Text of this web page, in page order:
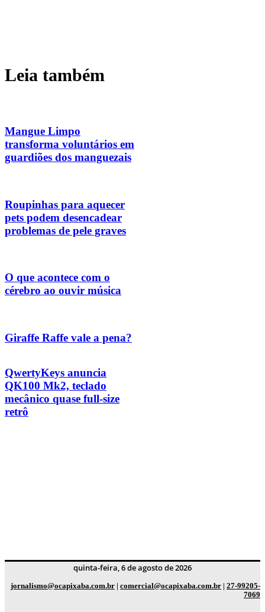
Leia também
Mangue Limpo
transforma voluntários em
guardiões dos manguezais
Roupinhas para aquecer
pets podem desencadear
problemas de pele graves
O que acontece com o
cérebro ao ouvir música
Giraffe Raffe vale a pena?
QwertyKeys anuncia
QK100 Mk2, teclado
mecânico quase full-size
retrô
quinta-feira, 6 de agosto de 2026
jornalismo@ocapixaba.com.br | comercial@ocapixaba.com.br | 27-99205-
7069